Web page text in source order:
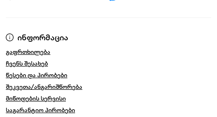
ინფორმაცია
გაფრთხილება
ჩვენს შესახებ
წესები და პირობები
შეკვეთა/ანგარიშწორება
მიწოდების სერვისი
საგარანტიო პირობები